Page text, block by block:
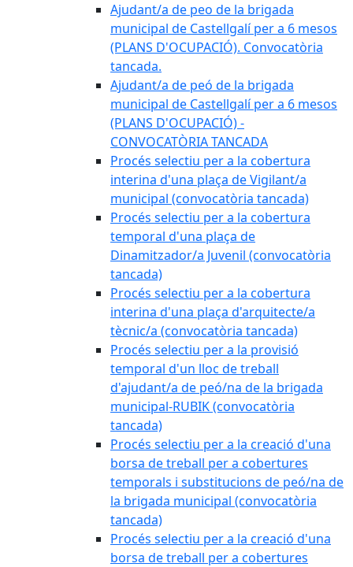
Ajudant/a de peo de la brigada
municipal de Castellgalí per a 6 mesos
(PLANS D'OCUPACIÓ). Convocatòria
tancada.
Ajudant/a de peó de la brigada
municipal de Castellgalí per a 6 mesos
(PLANS D'OCUPACIÓ) -
CONVOCATÒRIA TANCADA
Procés selectiu per a la cobertura
interina d'una plaça de Vigilant/a
municipal (convocatòria tancada)
Procés selectiu per a la cobertura
temporal d'una plaça de
Dinamitzador/a Juvenil (convocatòria
tancada)
Procés selectiu per a la cobertura
interina d'una plaça d'arquitecte/a
tècnic/a (convocatòria tancada)
Procés selectiu per a la provisió
temporal d'un lloc de treball
d'ajudant/a de peó/na de la brigada
municipal-RUBIK (convocatòria
tancada)
Procés selectiu per a la creació d'una
borsa de treball per a cobertures
temporals i substitucions de peó/na de
la brigada municipal (convocatòria
tancada)
Procés selectiu per a la creació d'una
borsa de treball per a cobertures